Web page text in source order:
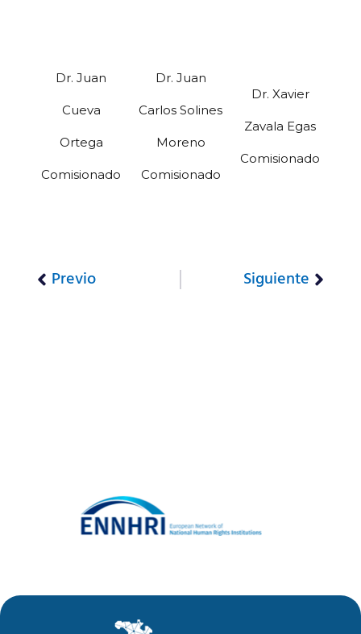
Dr. Juan
Cueva
Ortega
Comisionado
Dr. Juan
Carlos Solines
Moreno
Comisionado
Dr. Xavier
Zavala Egas
Comisionado
Previo Siguiente